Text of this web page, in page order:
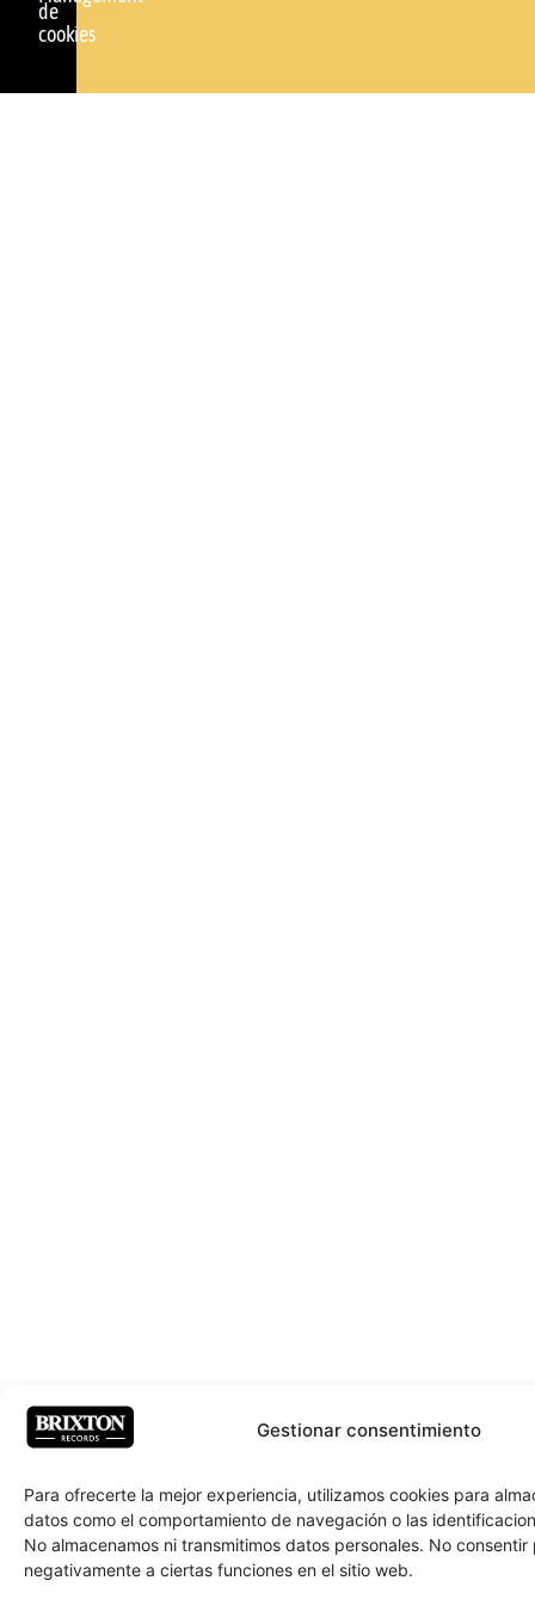
Gestionar consentimiento
Para ofrecerte la mejor experiencia, utilizamos cookies para
datos como el comportamiento de navegación o las
No almacenamos ni transmitimos datos personales. No
negativamente a ciertas funciones en el sitio web.
de
cookies